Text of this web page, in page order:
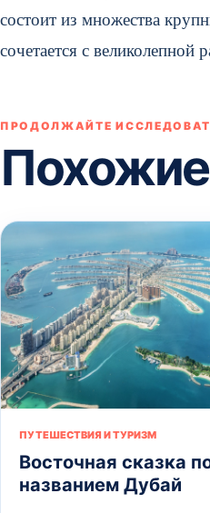
состоит из множества
сочетается с великолепной
ПРОДОЛЖАЙТЕ
ПУТЕШЕСТВИЯ И ТУРИЗМ
Восточная сказка
названием Дубай